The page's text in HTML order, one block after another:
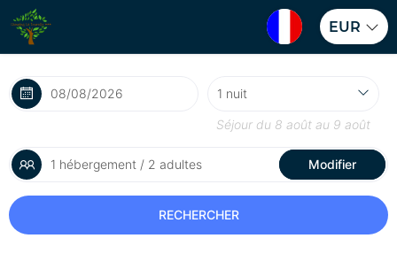
EUR
Séjour du 8 août au 9 août
1 hébergement / 2 adultes Modifier